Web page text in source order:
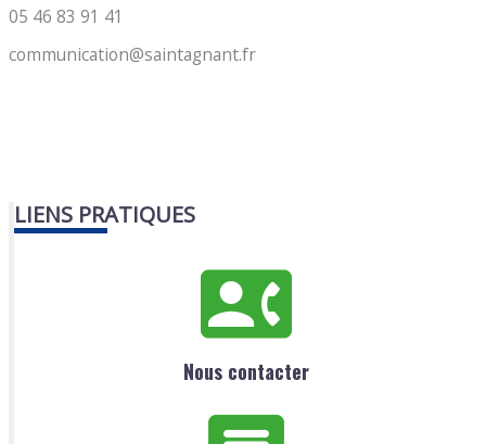
05 46 83 91 41
communication@saintagnant.fr
LIENS PRATIQUES
Nous contacter